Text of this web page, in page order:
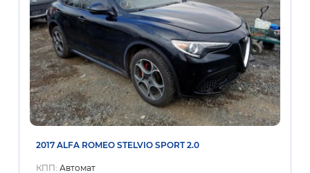
2017 ALFA ROMEO STELVIO SPORT 2.0
КПП: Автомат